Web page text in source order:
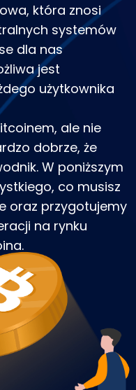
w czasie rzeczywistym
optymalne wyniki
która znosi
systemów
dla nas
jest
użytkownika
ale nie
dobrze, że
W poniższym
co musisz
oraz przygotujemy
na rynku